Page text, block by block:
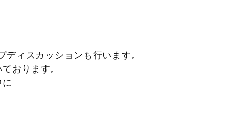
ィスカッションも行います。
おります。